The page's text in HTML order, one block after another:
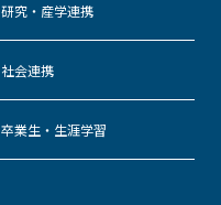
研究・産学連携
社会連携
卒業生・生涯学習